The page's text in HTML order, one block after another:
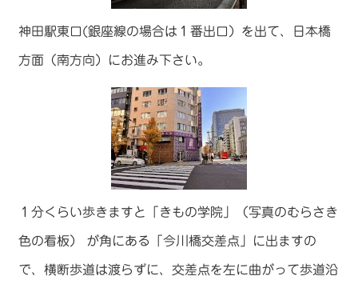
神田駅東口(銀座線の場合は１番出口）を出て、日本橋
方面（南方向）にお進み下さい。
１分くらい歩きますと「きもの学院」（写真のむらさき
色の看板） が角にある「今川橋交差点」に出ますの
で、横断歩道は渡らずに、交差点を左に曲がって歩道沿